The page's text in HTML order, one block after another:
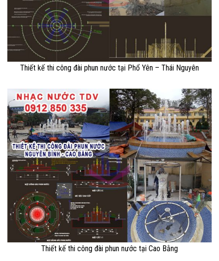
Thiết kế thi công đài phun nước tại Phổ Yên – Thái Nguyên
Thiết kế thi công đài phun nước tại Cao Bằng